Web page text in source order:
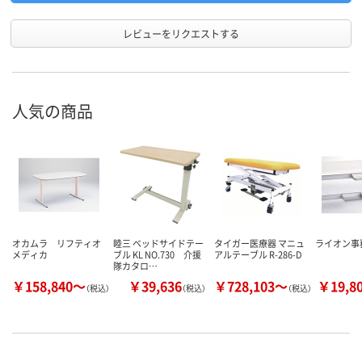
レビューをリクエストする
人気の商品
オカムラ リフティオ
メディカ
￥158,840～（税込）
睦三 ベッドサイドテー
ブル KL NO.730 介援
隊カタロ…
￥39,636（税込）
タイガー医療器 マニュ
アルテーブル R-286-D
￥728,103～（税込）
ライオン
￥